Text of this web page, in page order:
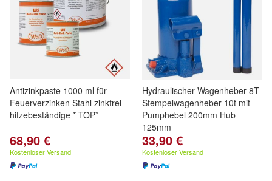
Antizinkpaste 1000 ml für
Feuerverzinken Stahl zinkfrei
hitzebeständige * TOP*
68,90 €
Kostenloser Versand
Hydraulischer Wagenheber 8T
Stempelwagenheber 10t mit
Pumphebel 200mm Hub
125mm
33,90 €
Kostenloser Versand